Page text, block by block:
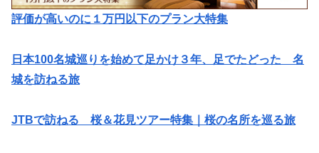
評価が高いのに１万円以下のプラン大特集
日本100名城巡りを始めて足かけ３年、足でたどった 名
城を訪ねる旅
JTBで訪ねる 桜＆花見ツアー特集｜桜の名所を巡る旅